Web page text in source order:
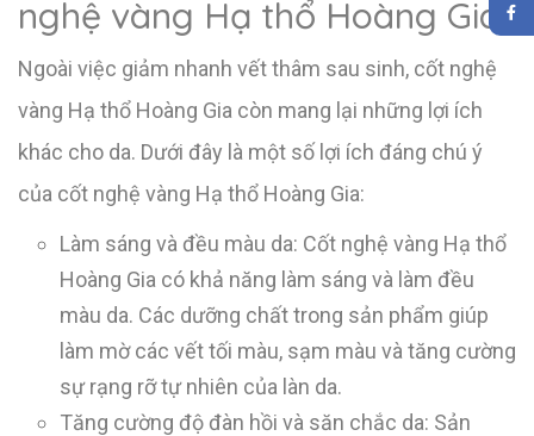
nghệ vàng Hạ thổ Hoàng Gia
Ngoài việc giảm nhanh vết thâm sau sinh, cốt nghệ
vàng Hạ thổ Hoàng Gia còn mang lại những lợi ích
khác cho da. Dưới đây là một số lợi ích đáng chú ý
của cốt nghệ vàng Hạ thổ Hoàng Gia:
Làm sáng và đều màu da: Cốt nghệ vàng Hạ thổ
Hoàng Gia có khả năng làm sáng và làm đều
màu da. Các dưỡng chất trong sản phẩm giúp
làm mờ các vết tối màu, sạm màu và tăng cường
sự rạng rỡ tự nhiên của làn da.
Tăng cường độ đàn hồi và săn chắc da: Sản